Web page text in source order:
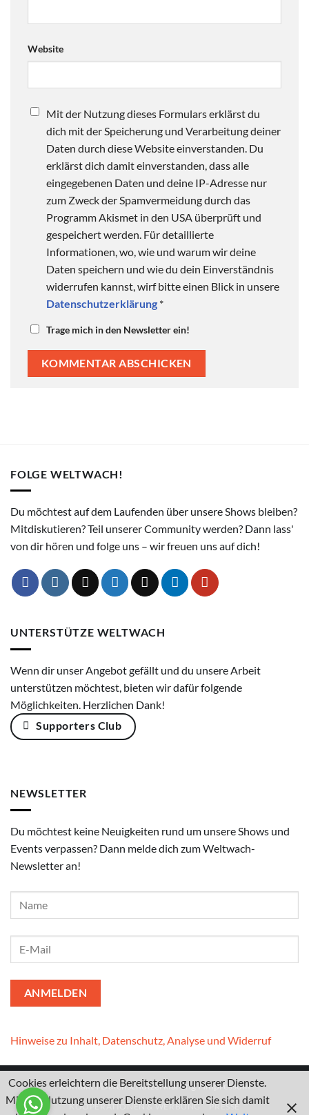
Website
Mit der Nutzung dieses Formulars erklärst du
dich mit der Speicherung und Verarbeitung deiner
Daten durch diese Website einverstanden. Du
erklärst dich damit einverstanden, dass alle
eingegebenen Daten und deine IP-Adresse nur
zum Zweck der Spamvermeidung durch das
Programm Akismet in den USA überprüft und
gespeichert werden. Für detaillierte
Informationen, wo, wie und warum wir deine
Daten speichern und wie du dein Einverständnis
widerrufen kannst, wirf bitte einen Blick in unsere
Datenschutzerklärung *
Trage mich in den Newsletter ein!
FOLGE WELTWACH!
Du möchtest auf dem Laufenden über unsere Shows bleiben?
Mitdiskutieren? Teil unserer Community werden? Dann lass'
von dir hören und folge uns – wir freuen uns auf dich!
UNTERSTÜTZE WELTWACH
Wenn dir unser Angebot gefällt und du unsere Arbeit
unterstützen möchtest, bieten wir dafür folgende
Möglichkeiten. Herzlichen Dank!
Supporters Club
NEWSLETTER
Du möchtest keine Neuigkeiten rund um unsere Shows und
Events verpassen? Dann melde dich zum Weltwach-
Newsletter an!
Hinweise zu Inhalt, Datenschutz, Analyse und Widerruf
KontaktI DatenschutzerklärungIImpressum
KOOPERATIONEN & WERBUNG PRESSE
Cookies erleichtern die Bereitstellung unserer Dienste.
Mit der Nutzung unserer Dienste erklären Sie sich damit